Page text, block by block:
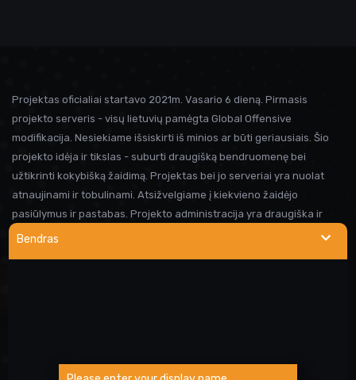
Bendras
Projektas oficialiai startavo 2021m. Vasario 6 dieną. Pirmasis
projekto serveris - visų lietuvių pamėgta Global Offensive
modifikacija. Nesiekiame išsiskirti iš minios ar būti geriausiais. Šio
projekto idėja ir tikslas - suburti draugišką bendruomenę bei
užtikrinti kokybišką žaidimą. Projektas bei jo serveriai yra nuolat
atnaujinami ir tobulinami. Atsižvelgiame į kiekvieno žaidėjo
pasiūlymus ir pastabas. Projekto administracija yra draugiška ir
visada linkusi padėti prireikus pagalbos. Iki susitikimo serveryje!
Atsiblokavimo anketa